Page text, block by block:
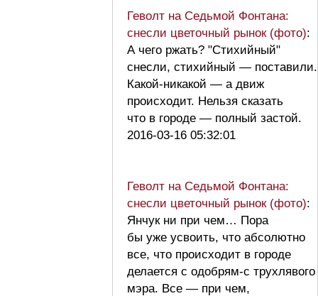
Геволт на Седьмой Фонтана:
снесли цветочный рынок (фото):
А чего ржать? "Стихийный"
снесли, стихийный — поставили.
Какой-никакой — а движ
происходит. Нельзя сказать
что в городе — полный застой.
2016-03-16 05:32:01
Геволт на Седьмой Фонтана:
снесли цветочный рынок (фото):
Янчук ни при чем… Пора
бы уже усвоить, что абсолютно
все, что происходит в городе
делается с одобрям-с трухлявого
мэра. Все — при чем,